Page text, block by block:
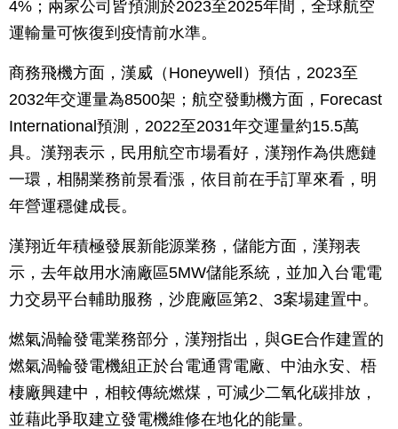
4%；兩家公司皆預測於2023至2025年間，全球航空
運輸量可恢復到疫情前水準。
商務飛機方面，漢威（Honeywell）預估，2023至
2032年交運量為8500架；航空發動機方面，Forecast
International預測，2022至2031年交運量約15.5萬
具。漢翔表示，民用航空市場看好，漢翔作為供應鏈
一環，相關業務前景看漲，依目前在手訂單來看，明
年營運穩健成長。
漢翔近年積極發展新能源業務，儲能方面，漢翔表
示，去年啟用水湳廠區5MW儲能系統，並加入台電電
力交易平台輔助服務，沙鹿廠區第2、3案場建置中。
燃氣渦輪發電業務部分，漢翔指出，與GE合作建置的
燃氣渦輪發電機組正於台電通霄電廠、中油永安、梧
棲廠興建中，相較傳統燃煤，可減少二氧化碳排放，
並藉此爭取建立發電機維修在地化的能量。